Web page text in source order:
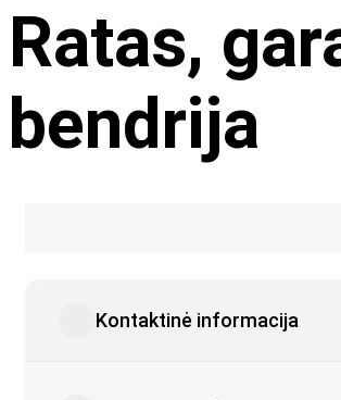
Ratas,
bendrija
Kontaktinė informacija